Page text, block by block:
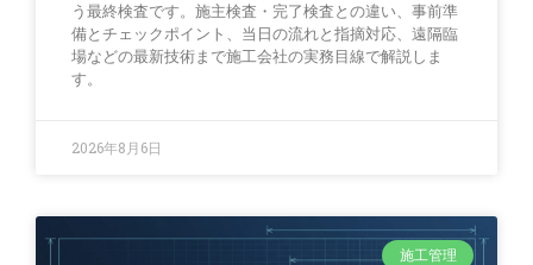
う最終検査です。施主検査・完了検査との違い、事前準
備とチェックポイント、当日の流れと指摘対応、遠隔臨
場などの最新技術まで施工会社の実務目線で解説しま
す。
2026年8月6日
施工管理